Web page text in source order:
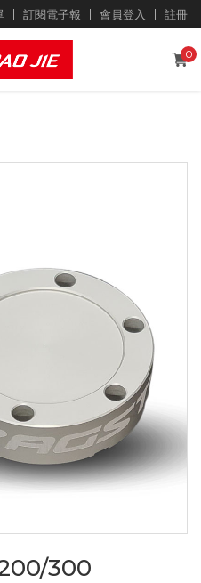
訂閱電子報 會員登入 註冊
0
300